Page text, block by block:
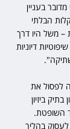
בעניין
הבלתי
– משל היו דרך
דיוניות
לפסול את
ביזיון
השופטת.
בהליך